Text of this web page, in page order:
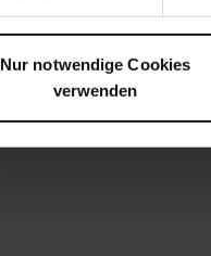
Nur notwendige Cookies
verwenden